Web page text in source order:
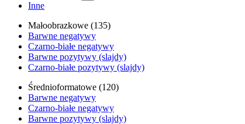
Inne
Małoobrazkowe (135)
Barwne negatywy
Czarno-białe negatywy
Barwne pozytywy (slajdy)
Czarno-białe pozytywy (slajdy)
Średnioformatowe (120)
Barwne negatywy
Czarno-białe negatywy
Barwne pozytywy (slajdy)